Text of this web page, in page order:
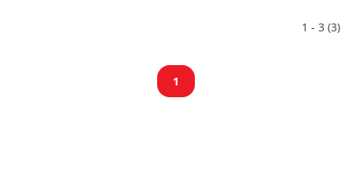
1 - 3 (3)
1